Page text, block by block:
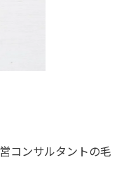
コンサルタントの毛